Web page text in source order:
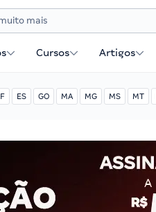
Cursos Artigos
ES GO MA MG MS MT